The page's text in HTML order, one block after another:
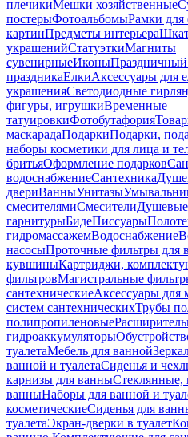
плечикиМешки хозяйственные
постерыФотоальбомыРамки для
картинПредметы интерьера
украшенийСтатуэткиМагниты
сувенирныеИконыПраздничный
праздникаЕлкиАксессуары для
украшенияСветодиодные
фигуры, игрушкиВременные
татуировкиФотобутафория
маскарадаПодаркиПодарки,
наборы косметики для лица и
бритьяОформление подарков
водоснабжениеСантехника
двериВанныУнитазы
смесителямиСмесители
гарнитурыБидеПиссуары
гидромассажемВодоснабжение
насосыПроточные фильтры для
кувшиныКартриджи,
фильтровМагистральные
сантехническиеАксессуары для
систем сантехническихТрубы
полипропиленовые
гидроаккумуляторы
туалетаМебель для ванной
ванной и туалетаСиденья и
карнизы для ванныСтеклянные,
ванныНаборы для ванной и
косметическиеСиденья для
туалетаЭкран-дверки в туалет